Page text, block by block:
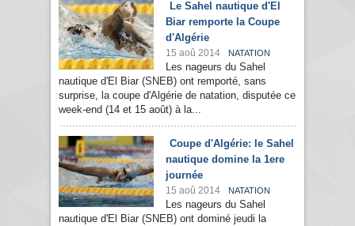
Le Sahel nautique d'El
Biar remporte la Coupe
d'Algérie
15 aoû 2014 NATATION
Les nageurs du Sahel
nautique d'El Biar (SNEB) ont remporté, sans
surprise, la coupe d'Algérie de natation, disputée ce
week-end (14 et 15 août) à la...
Coupe d'Algérie: le Sahel
nautique domine la 1ere
journée
15 aoû 2014 NATATION
Les nageurs du Sahel
nautique d'El Biar (SNEB) ont dominé jeudi la